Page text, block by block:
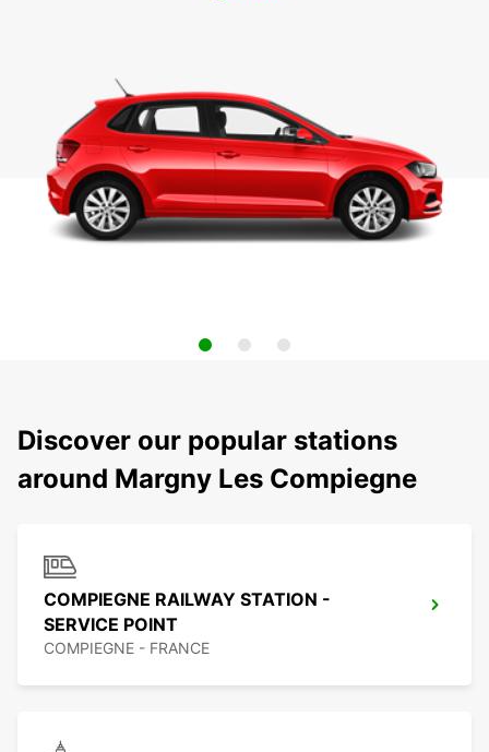
Discover our popular stations
around Margny Les Compiegne
COMPIEGNE RAILWAY STATION -
SERVICE POINT
COMPIEGNE - FRANCE